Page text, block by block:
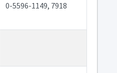
0-5596-1149, 7918